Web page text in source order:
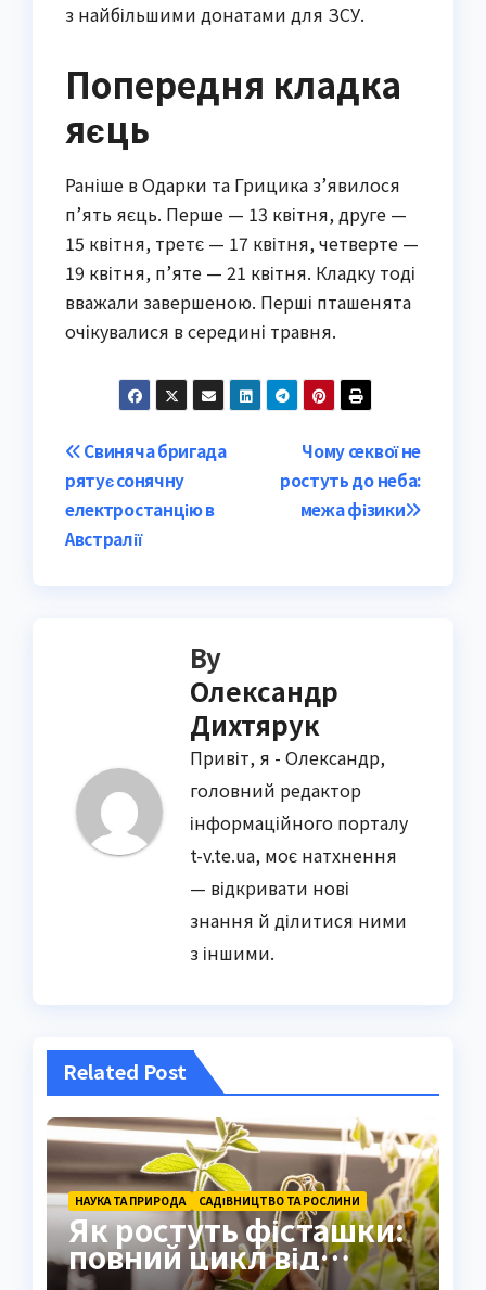
з найбільшими донатами для ЗСУ.
Попередня кладка
яєць
Раніше в Одарки та Грицика з’явилося
п’ять яєць. Перше — 13 квітня, друге —
15 квітня, третє — 17 квітня, четверте —
19 квітня, п’яте — 21 квітня. Кладку тоді
вважали завершеною. Перші пташенята
очікувалися в середині травня.
Post
navigation
Чому секвої не
ростуть до неба:
межа фізики
Свиняча бригада
рятує сонячну
електростанцію в
Австралії
By
Олександр
Дихтярук
Привіт, я - Олександр,
головний редактор
інформаційного порталу
t-v.te.ua, моє натхнення
— відкривати нові
знання й ділитися ними
з іншими.
Related Post
НАУКА ТА ПРИРОДА САДІВНИЦТВО ТА РОСЛИНИ
Як ростуть фісташки:
повний цикл від